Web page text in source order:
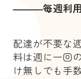
―――毎週利用
配達が不要な
料は週に一回
け無しでも手